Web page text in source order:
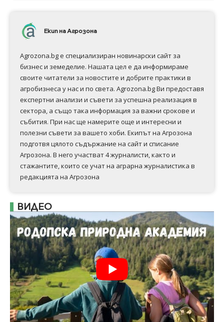
Екип на Агрозона
Agrozona.bg e специализиран новинарски сайт за
бизнес и земеделие. Нашата цел е да информираме
своите читатели за новостите и добрите практики в
агробизнеса у нас и по света. Agrozona.bg Ви предоставя
експертни анализи и съвети за успешна реализация в
сектора, а също така информация за важни срокове и
събития. При нас ще намерите още и интересни и
полезни съвети за вашето хоби. Екипът на Агрозона
подготвя цялото съдържание на сайт и списание
Агрозона. В него участват 4 журналисти, както и
стажантите, които се учат на аграрна журналистика в
редакцията на Агрозона
ВИДЕО